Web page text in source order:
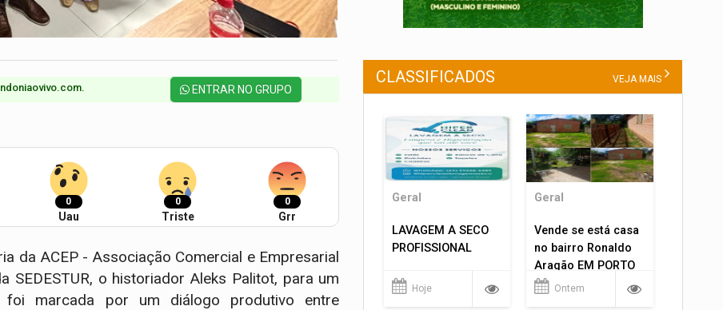
ENTRAR NO GRUPO
0
Uau
0
Triste
0
Grr
da ACEP - Associação Comercial e Empresarial
o historiador Aleks Palitot, para um
marcada por um diálogo produtivo entre
CLASSIFICADOS VEJA MAIS
Geral
LAVAGEM A SECO
PROFISSIONAL
Hoje
Geral
Vende se está casa
no bairro Ronaldo
Aragão EM PORTO
VELHO RO.
Ontem